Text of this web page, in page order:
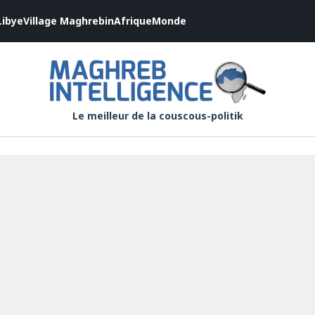
Village MaghrebinAfriqueMonde
Le meilleur de la couscous-politik